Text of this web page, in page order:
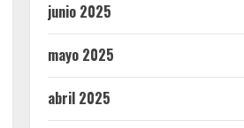
junio 2025
mayo 2025
abril 2025